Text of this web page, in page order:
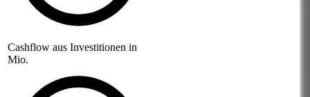
Cashflow aus Investitionen in
Mio.